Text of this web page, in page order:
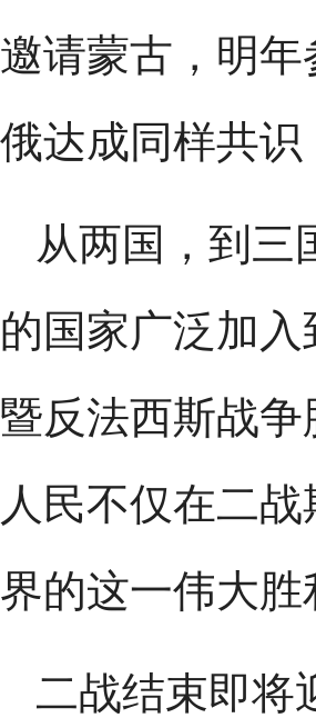
邀请蒙古，明
俄达成同样共
从两国，到三
的国家广泛加
暨反法西斯战
人民不仅在二
界的这一伟大
二战结束即将